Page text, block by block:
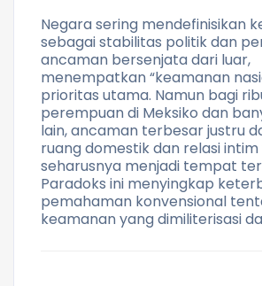
Negara sering mendefinisikan
sebagai stabilitas politik dan
ancaman bersenjata dari luar,
menempatkan “keamanan
prioritas utama. Namun bagi
perempuan di Meksiko dan
lain, ancaman terbesar justru
ruang domestik dan relasi
seharusnya menjadi tempat
Paradoks ini menyingkap
pemahaman konvensional
keamanan yang dimiliterisasi